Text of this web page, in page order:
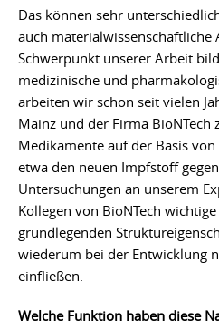
Das können sehr
auch materialwissenschaftliche
Schwerpunkt unserer Arbeit
medizinische und
arbeiten wir schon seit vielen
Mainz und der Firma BioNTech
Medikamente auf der Basis
etwa den neuen Impfstoff
Untersuchungen an unserem
Kollegen von BioNTech
grundlegenden
wiederum bei der Entwicklung
einfließen.
Welche Funktion haben diese